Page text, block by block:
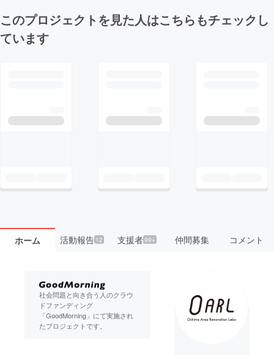
このプロジェクトを見た人はこちらもチェックし
ています
ホーム 活動報告12 支援者99+ 仲間募集 コメント
社会問題と向き合う人のクラウ
ドファンディング
「GoodMorning」にて実施され
たプロジェクトです。